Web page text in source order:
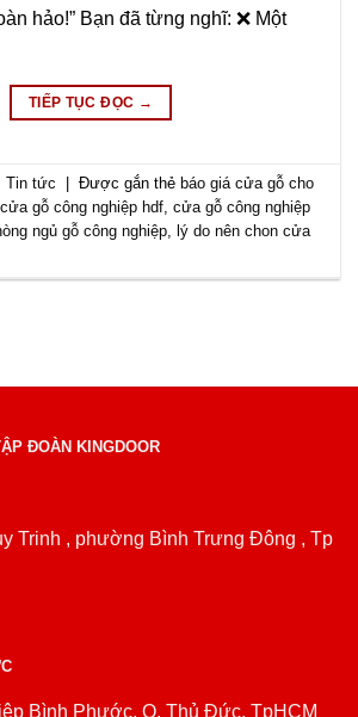
hảo!” Bạn đã từng nghĩ: ❌ Một
TIẾP TỤC ĐỌC →
,Tin tức Được gắn thẻ báo giá cửa gỗ cho
gỗ công nghiệp hdf ,cửa gỗ công nghiệp
ngủ gỗ công nghiệp
lý do nên chon cửa
ĐOÀN KINGDOOR
Trinh , phường Bình Trưng Đông , Tp
Bình Phước, Q. Thủ Đức, TpHCM